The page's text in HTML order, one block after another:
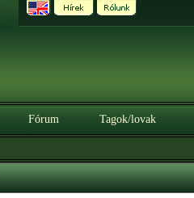
Fórum Tagok/lovak